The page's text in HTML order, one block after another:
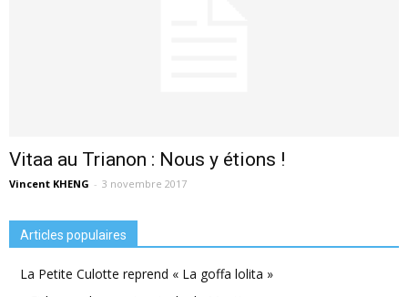
Vitaa au Trianon : Nous y étions !
Vincent KHENG - 3 novembre 2017
Articles populaires
La Petite Culotte reprend « La goffa lolita »